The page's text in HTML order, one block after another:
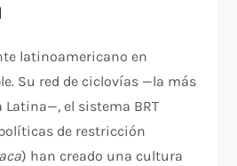
latinoamericano en
Su red de ciclovías —la más
Latina—, el sistema BRT
de restricción
) han creado una cultura